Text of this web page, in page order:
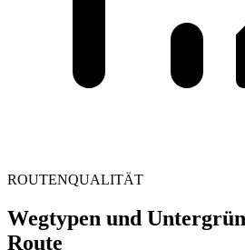
ROUTENQUALITÄT
Wegtypen und
Route